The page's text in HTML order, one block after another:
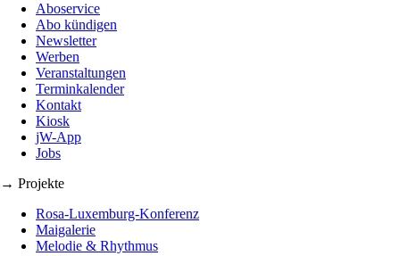
Aboservice
Abo kündigen
Newsletter
Werben
Veranstaltungen
Terminkalender
Kontakt
Kiosk
jW-App
Jobs
→ Projekte
Rosa-Luxemburg-Konferenz
Maigalerie
Melodie & Rhythmus